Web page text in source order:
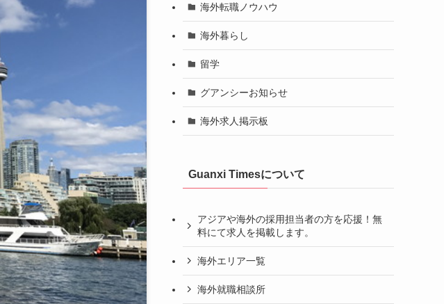
海外転職ノウハウ
海外暮らし
留学
グアンシーお知らせ
海外求人掲示板
Guanxi Timesについて
アジアや海外の採用担当者の方を応援！無
料にて求人を掲載します。
海外エリア一覧
海外就職相談所